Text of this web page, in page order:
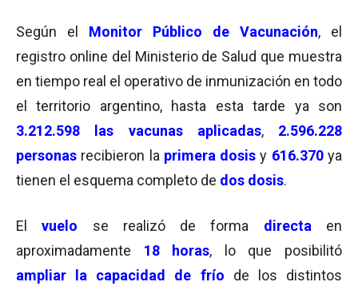
Según el Monitor Público de Vacunación, el
registro online del Ministerio de Salud que muestra
en tiempo real el operativo de inmunización en todo
el territorio argentino, hasta esta tarde ya son
3.212.598 las vacunas aplicadas, 2.596.228
personas recibieron la primera dosis y 616.370ya
tienen el esquema completo de dos dosis.
Elvuelo se realizó de forma directa
en
aproximadamente 18 horas, lo que posibilitó
ampliar la capacidad de frío de los distintos